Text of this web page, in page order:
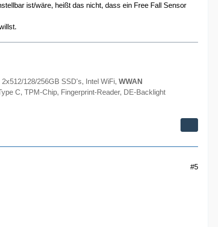
ist/wäre, heißt das nicht, dass ein Free Fall Sensor
128/256GB SSD's, Intel WiFi, WWAN
C, TPM-Chip, Fingerprint-Reader, DE-Backlight
#5